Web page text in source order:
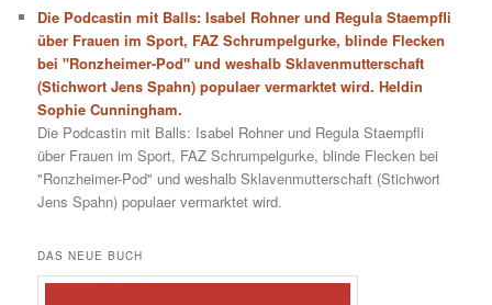
Die Podcastin mit Balls: Isabel Rohner und Regula Staempfli
über Frauen im Sport, FAZ Schrumpelgurke, blinde Flecken
bei "Ronzheimer-Pod" und weshalb Sklavenmutterschaft
(Stichwort Jens Spahn) populaer vermarktet wird. Heldin
Sophie Cunningham.
Die Podcastin mit Balls: Isabel Rohner und Regula Staempfli
über Frauen im Sport, FAZ Schrumpelgurke, blinde Flecken bei
"Ronzheimer-Pod" und weshalb Sklavenmutterschaft (Stichwort
Jens Spahn) populaer vermarktet wird.
DAS NEUE BUCH